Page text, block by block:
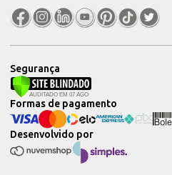
Segurança
Desenvolvido por
Formas de pagamento